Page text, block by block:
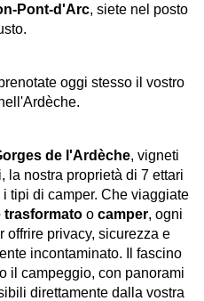
Pont-d'Arc, siete nel posto
oggi stesso il vostro
de l'Ardèche, vigneti
la nostra proprietà di 7 ettari
tipi di camper. Che viaggiate
trasformato o camper, ogni
offrire privacy, sicurezza e
incontaminato. Il fascino
il campeggio, con panorami
direttamente dalla vostra